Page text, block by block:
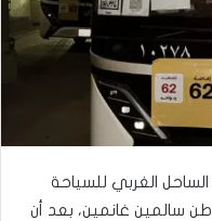
الغربي للسياحة
سالمين غانمين، بعد أن